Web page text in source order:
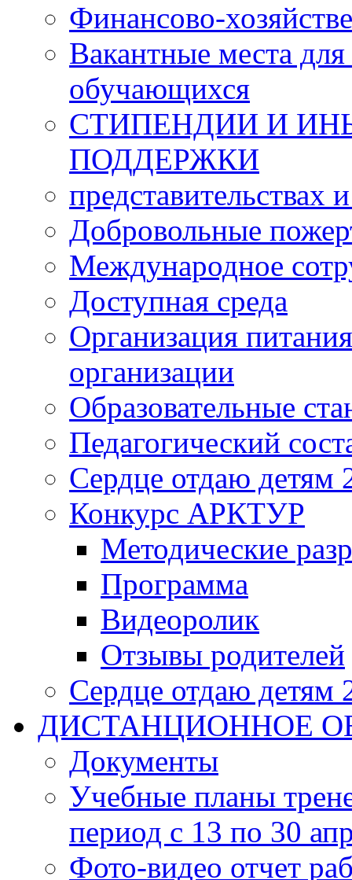
Финансово-
Вакантные места
обучающихся
СТИПЕНДИИ И
ПОДДЕРЖКИ
представительствах
Добровольные
Международное
Доступная среда
Организация
организации
Образовательные
Педагогический
Сердце отдаю детям
Конкурс АРКТУР
Методические
Программа
Видеоролик
Отзывы родителей
Сердце отдаю детям
ДИСТАНЦИОННОЕ
Документы
Учебные планы
период с 13 по 30
Фото-видео отчет